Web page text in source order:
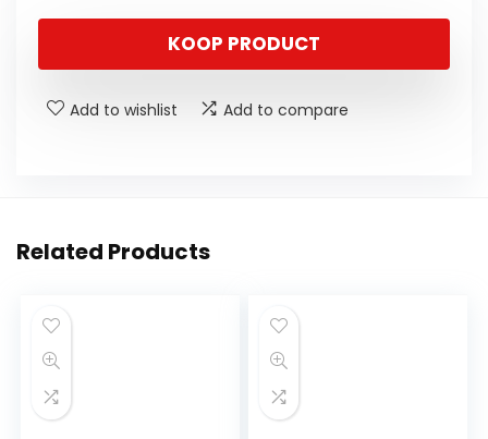
KOOP PRODUCT
Add to wishlist Add to compare
Related Products